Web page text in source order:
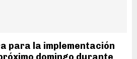
para la implementación